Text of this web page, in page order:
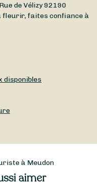
de Vélizy92190
fleurir, faites confiance à
disponibles
à Meudon
aimer